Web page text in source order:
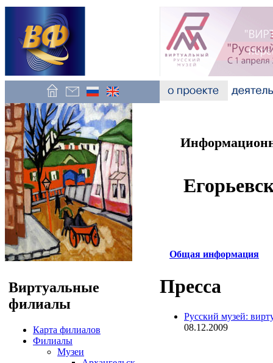
Виртуальные
филиалы
Карта филиалов
Филиалы
Музеи
Общая информация
Пресса
Русский музей:
08.12.2009